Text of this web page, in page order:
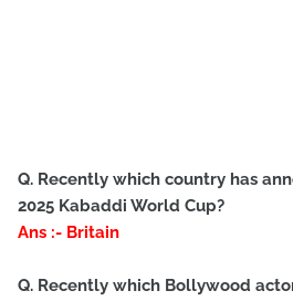
Q. Recently which country has
2025 Kabaddi World Cup?
Ans :- Britain
Q. Recently which Bollywood